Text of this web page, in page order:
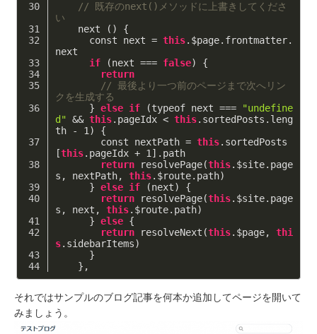
// 既存のnext()メソッドに上書きしてくださ
い
    next () {
      const next =
this.$page.frontmatter.
next
if (next === false) {
return
// 最後より一つ前のページまで次へリン
クを生成する
      }
else if (typeof next ===
"undefine
d" && this.pageIdx < this.sortedPosts.leng
th - 1) {
        const nextPath =
this.sortedPosts
[this.pageIdx + 1].path
return resolvePage(this.$site.page
s, nextPath, this.$route.path)
      }
else if (next) {
return resolvePage(this.$site.page
s, next, this.$route.path)
      }
else {
return resolveNext(this.$page, thi
s.sidebarItems)
      }
    },
それではサンプルのブログ記事を何本か追加してページを開いて
みましょう。